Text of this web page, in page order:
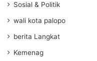
Sosial & Politik
wali kota palopo
berita Langkat
Kemenag